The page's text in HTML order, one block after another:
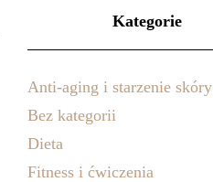
Kategorie
Anti-aging i starzenie skóry
Bez kategorii
Dieta
Fitness i ćwiczenia